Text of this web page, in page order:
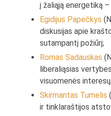
į žaliąją energetiką
Egidijus Papečkys
diskusijas apie
sutampantį požiūrį;
Romas Sadauskas
liberaliąsias
visuomenės
Skirmantas Tumelis
ir tinklaraštijos